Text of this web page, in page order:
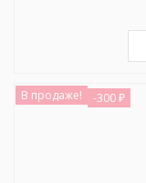
В продаже! -300 ₽